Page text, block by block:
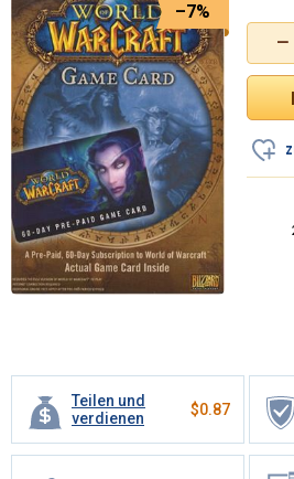
–7%
Teilen und
verdienen
$0.87
−